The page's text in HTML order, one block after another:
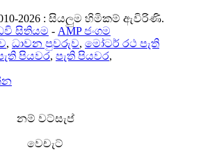
2026 : සියලුම හිමිකම් ඇවිරිණි.
සිතියම - AMP ජංගම
, ධාවන පුවරුව, මෝටර් රථ පැති
පියවර, පැති පියවර,
නම් වට්සැප්
වෙචැට්